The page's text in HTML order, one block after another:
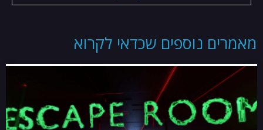
מאמרים נוספים שכדאי לקרוא